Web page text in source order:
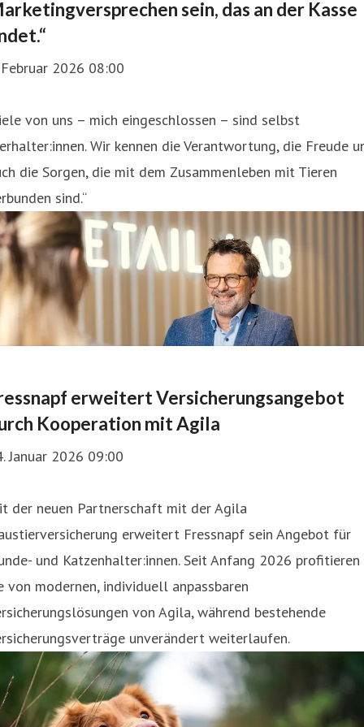
sein, das an der Kasse
2026 08:00
von uns – mich eingeschlossen – sind selbst
Wir kennen die Verantwortung, die Freude
die Sorgen, die mit dem Zusammenleben mit Tieren
sind.“
erweitert Versicherungsangebot
Kooperation mit Agila
Januar 2026 09:00
der neuen Partnerschaft mit der Agila
erweitert Fressnapf sein Angebot für
und Katzenhalter:innen. Seit Anfang 2026 profitieren
von modernen, individuell anpassbaren
von Agila, während bestehende
unverändert weiterlaufen.